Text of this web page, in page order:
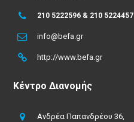
210 5222596 & 210 5224457
info@befa.gr
http://www.befa.gr
Κέντρο Διανομής
Ανδρέα Παπανδρέου 36,